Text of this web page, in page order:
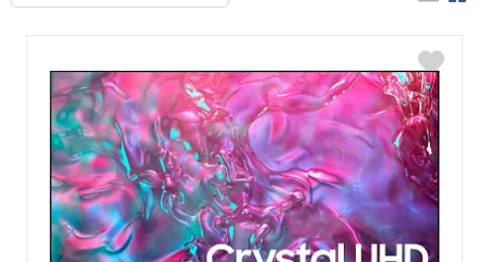
Производитель
LG
(1)
Samsung